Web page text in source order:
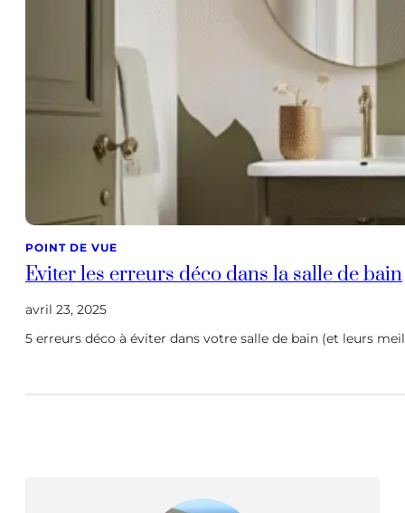
POINT DE VUE
Eviter les erreurs déco dans la salle de bain
avril 23, 2025
5 erreurs déco à éviter dans votre salle de bain (et leurs